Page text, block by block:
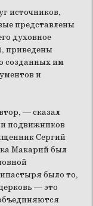
источников,
представлены
духовное
приведены
созданных им
и
— сказал
подвижников
Сергий
Макарий был
было то,
— это